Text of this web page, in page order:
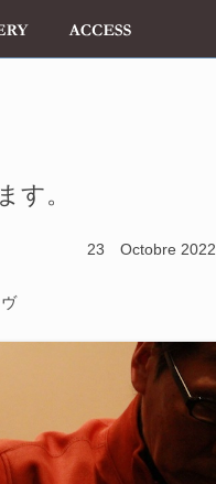
す。
2022